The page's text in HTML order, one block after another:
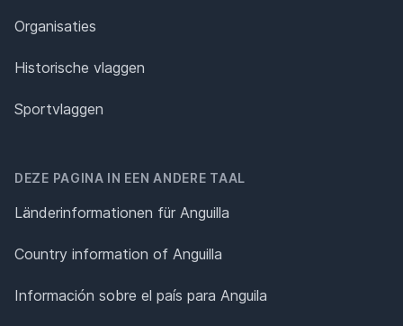
Organisaties
Historische vlaggen
Sportvlaggen
DEZE PAGINA IN EEN ANDERE TAAL
Länderinformationen für Anguilla
Country information of Anguilla
Información sobre el país para Anguila